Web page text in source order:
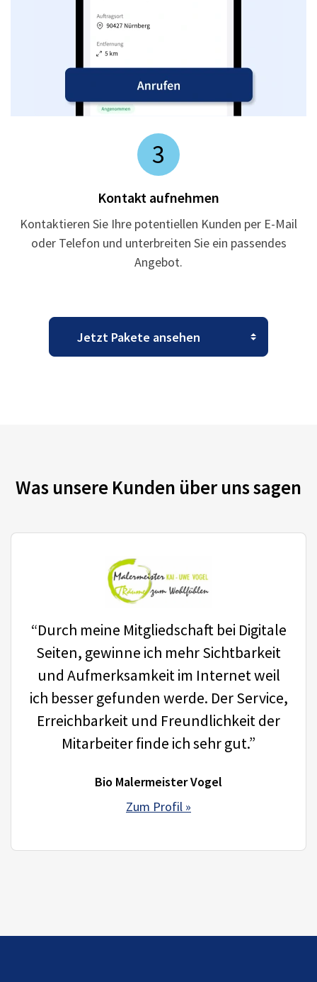
3
Kontakt aufnehmen
Kontaktieren Sie Ihre potentiellen Kunden per E-Mail
oder Telefon und unterbreiten Sie ein passendes
Angebot.
Was unsere Kunden über uns sagen
“Durch meine Mitgliedschaft bei Digitale
Seiten, gewinne ich mehr Sichtbarkeit
und Aufmerksamkeit im Internet weil
ich besser gefunden werde. Der Service,
Erreichbarkeit und Freundlichkeit der
Mitarbeiter finde ich sehr gut.”
Bio Malermeister Vogel
Zum Profil »